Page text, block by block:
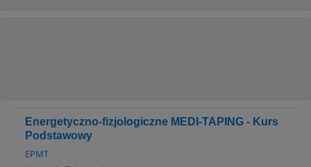
Energetyczno-fizjologiczne MEDI-TAPING - Kurs
Podstawowy
EPMT